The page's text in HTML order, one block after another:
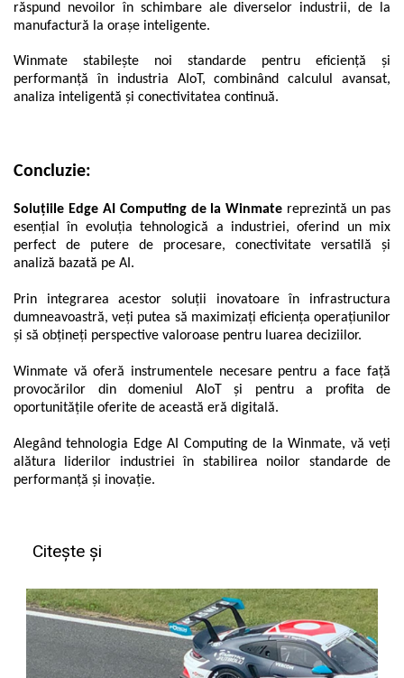
răspund nevoilor în schimbare ale diverselor industrii, de la
manufactură la orașe inteligente.
Winmate stabilește noi standarde pentru eficiență și
performanță în industria AIoT, combinând calculul avansat,
analiza inteligentă și conectivitatea continuă.
Concluzie:
Soluțiile Edge AI Computing de la Winmate reprezintă un pas
esențial în evoluția tehnologică a industriei, oferind un mix
perfect de putere de procesare, conectivitate versatilă și
analiză bazată pe AI.
Prin integrarea acestor soluții inovatoare în infrastructura
dumneavoastră, veți putea să maximizați eficiența operațiunilor
și să obțineți perspective valoroase pentru luarea deciziilor.
Winmate vă oferă instrumentele necesare pentru a face față
provocărilor din domeniul AIoT și pentru a profita de
oportunitățile oferite de această eră digitală.
Alegând tehnologia Edge AI Computing de la Winmate, vă veți
alătura liderilor industriei în stabilirea noilor standarde de
performanță și inovație.
Citește și